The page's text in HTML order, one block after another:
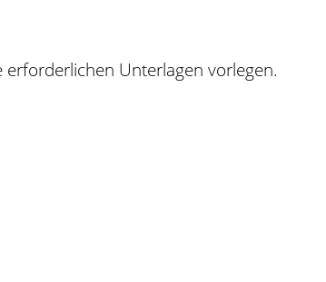
Unterlagen vorlegen.